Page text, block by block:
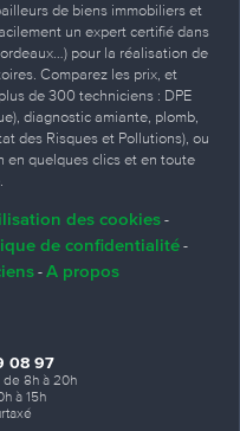
de biens immobiliers et
un expert certifié dans
pour la réalisation de
Comparez les prix, et
de 300 techniciens : DPE
diagnostic amiante, plomb,
des Risques et Pollutions), ou
en quelques clics et en toute
des cookies -
de confidentialité-
- A propos
08 97
de 8h à 20h
à 15h